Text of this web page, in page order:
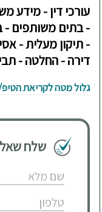
עורכי דין - מידע
- בתים משותפים -
- תיקון מעלית -
דירה - החלטה -
גלול מטה לקריאת
שלח